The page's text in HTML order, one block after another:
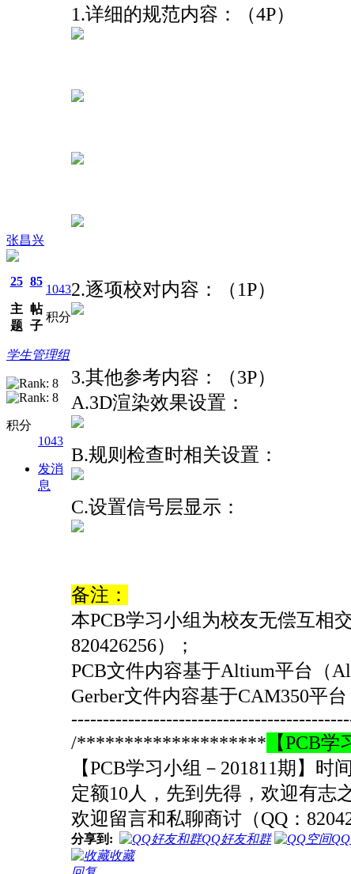
张昌兴
25
主
题
85
帖
子
1043
积分
学生管理组
积分
1043
发消
息
1.详细的规范内容：（4P）
2.逐项校对内容：（1P）
3.其他参考内容：（3P）
A.3D渲染效果设置：
B.规则检查时相关设置：
C.设置信号层显示：
备注：
本PCB学习小组为校友无偿互相
820426256）
；
PCB文件内容基于Altium平台（
Gerber文件内容基于CAM350平台
/******************** 【PCB
【PCB学习小组－201811期】时
定额10人，先到先得，欢迎有志
欢迎留言和私聊商讨（QQ：
分享到: QQ好友和群
收藏